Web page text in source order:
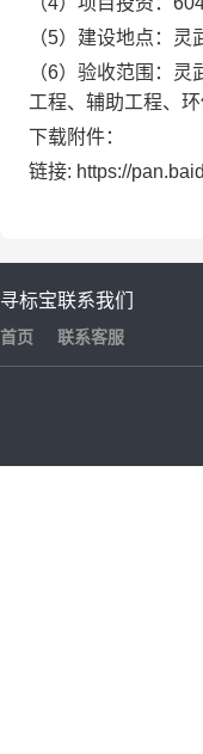
（5）建设地点：
（6）验收范围：
工程、辅助工程、
下载附件：
链接: https://
寻标宝
首页
联系我们
联系客服